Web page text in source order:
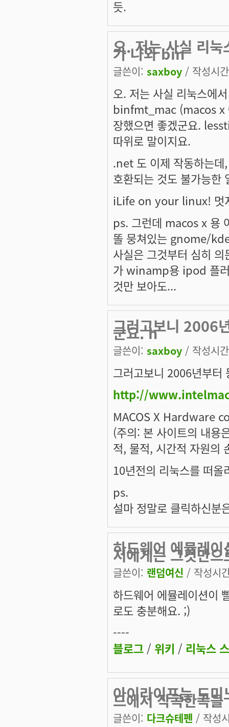
듯.
오. 저는 사실 리
가 나와 bin
글쓴이: saxboy / 작성시
오. 저는 사실 리눅스에
binfmt_mac (macos x
장했으면 좋겠군요.
따위로 말이지요.
.net 도 이제 작동하는
호환되는 것도 불가능한
iLife on your linux! 멋
ps. 그런데 macos x 용
똘 뭉쳐있는 gnome/
사실은 그것부터 심히
가 winamp용 ipod 플러
것만 보아도...
그러고보니 2006
군요. h
글쓴이: saxboy / 작성시
그러고보니 2006년부터
http://
MACOS X Hardware
(주의: 본 사이트의 내용
적, 물적, 시간적 자원의
10년전의 리눅스를 떠
ps.
설마 정말로 클릭하신분
하드웨어 에뮬레
저에게는 그것만으
글쓴이: 랜덤여신 / 작성시
하드웨어 에뮬레이션이
로도 충분해요. ;)
----
블로그 / 위키 / 리눅스
아이라이프는 도
드에서 작곡한곡을
글쓴이: 다크슈테펜 / 작성